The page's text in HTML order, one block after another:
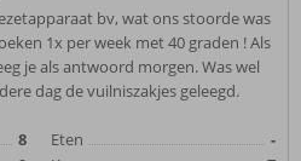
bv, wat ons stoorde was
1x per week met 40 graden ! Als
je als antwoord morgen. Was wel
dag de vuilniszakjes geleegd.
8
Eten
-